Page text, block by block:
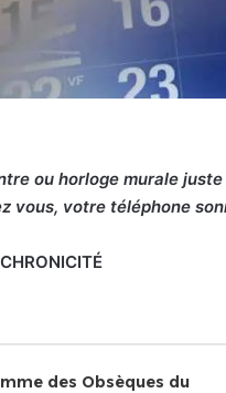
ou horloge murale
vous, votre téléphone
des Obsèques du